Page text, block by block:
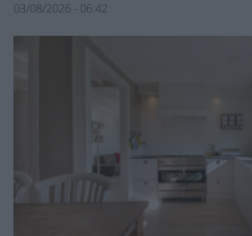
03/08/2026 - 06:42